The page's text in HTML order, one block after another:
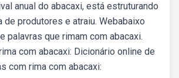
anual do abacaxi, está estruturando
de produtores e atraiu. Webabaixo
palavras que rimam com abacaxi.
com abacaxi: Dicionário online de
com rima com abacaxi: